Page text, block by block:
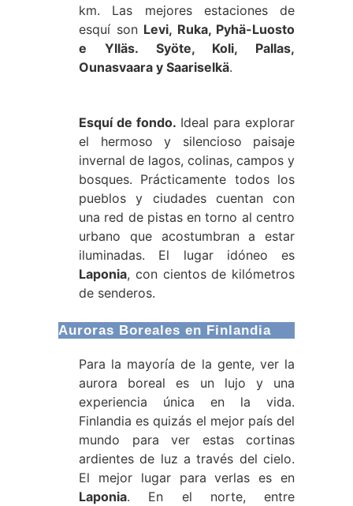
km. Las mejores estaciones de
esquí son Levi, Ruka, Pyhä-Luosto
e Ylläs. Syöte, Koli, Pallas,
Ounasvaara y Saariselkä.
Esquí de fondo. Ideal para explorar
el hermoso y silencioso paisaje
invernal de lagos, colinas, campos y
bosques. Prácticamente todos los
pueblos y ciudades cuentan con
una red de pistas en torno al centro
urbano que acostumbran a estar
iluminadas. El lugar idóneo es
Laponia, con cientos de kilómetros
de senderos.
Auroras Boreales en Finlandia
Para la mayoría de la gente, ver la
aurora boreal es un lujo y una
experiencia única en la vida.
Finlandia es quizás el mejor país del
mundo para ver estas cortinas
ardientes de luz a través del cielo.
El mejor lugar para verlas es en
Laponia. En el norte, entre